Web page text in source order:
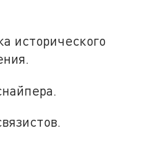
исторического